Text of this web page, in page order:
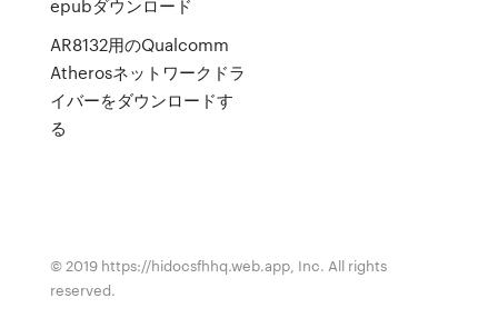
epubダウンロード
AR8132用のQualcomm
Atherosネットワークドラ
イバーをダウンロードす
る
© 2019 https://hidocsfhhq.web.app, Inc. All rights
reserved.